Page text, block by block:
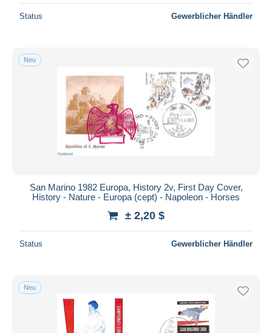
Status Gewerblicher Händler
Neu
San Marino 1982 Europa, History 2v, First Day Cover,
History - Nature - Europa (cept) - Napoleon - Horses
± 2,20 $
Status Gewerblicher Händler
Neu